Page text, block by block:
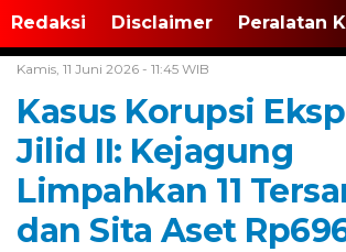
Redaksi Disclaimer Peralatan
Kamis, 11 Juni 2026 - 11:45 WIB
Kasus Korupsi
Jilid II: Kejagung
Limpahkan 11
dan Sita Aset